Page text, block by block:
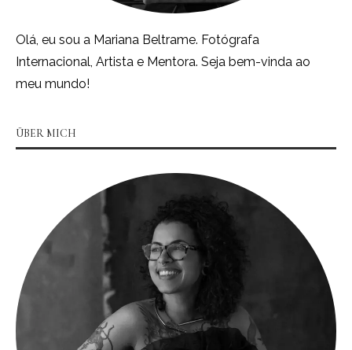
Olá, eu sou a Mariana Beltrame. Fotógrafa
Internacional, Artista e Mentora. Seja bem-vinda ao
meu mundo!
ÜBER MICH